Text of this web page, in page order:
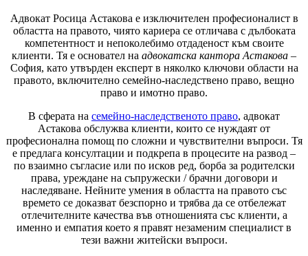
Адвокат Росица Астакова е изключителен професионалист в
областта на правото, чиято кариера се отличава с дълбоката
компетентност и непоколебимо отдаденост към своите
клиенти. Тя е основател на адвокатска кантора Астакова –
София, като утвърден експерт в няколко ключови области на
правото, включително семейно-наследствено право, вещно
право и имотно право.
В сферата на семейно-наследственото право, адвокат
Астакова обслужва клиенти, които се нуждаят от
професионална помощ по сложни и чувствителни въпроси. Тя
е предлага консултации и подкрепа в процесите на развод –
по взаимно съгласие или по исков ред, борба за родителски
права, уреждане на съпружески / брачни договори и
наследяване. Нейните умения в областта на правото със
времето се доказват безспорно и трябва да се отбележат
отлечителните качества във отношенията със клиенти, а
именно и емпатия което я правят незаменим специалист в
тези важни житейски въпроси.